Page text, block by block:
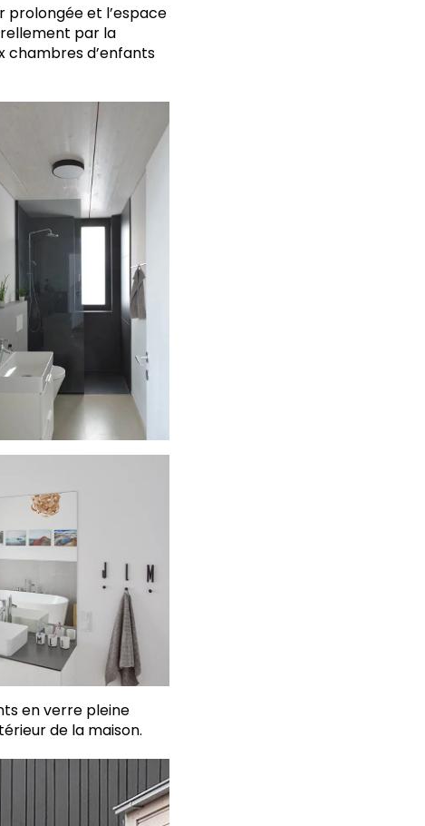
prolongée et l’espace
par la
chambres d’enfants
en verre pleine
de la maison.